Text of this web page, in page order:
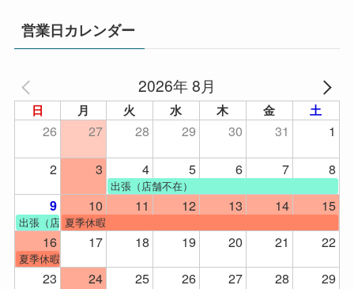
営業日カレンダー
2026年 8月
日 月 火 水 木 金 土
26 27 28 29 30 31
1
2
3 4 5 6 7 8
出張（店舗不在）
9 10 11 12 13 14 15
出張（店舗不在）
夏季休暇
16 17 18 19 20 21 22
夏季休暇
23 24 25 26 27 28
29